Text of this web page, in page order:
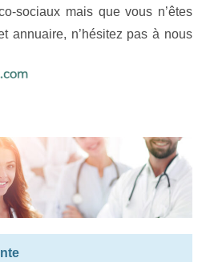
sociaux mais que vous n’êtes
annuaire, n’hésitez pas à nous